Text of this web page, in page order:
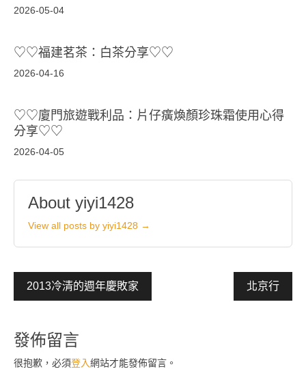
2026-05-04
♡♡福建茗茶：白茶分享♡♡
2026-04-16
♡♡廈門旅遊戰利品：片仔癀煥顏珍珠霜使用心得
分享♡♡
2026-04-05
About yiyi1428
View all posts by yiyi1428 →
文
章
導
覽
2013冷清的週年慶敗家 北京行
發佈留言
很抱歉，必須登入網站才能發佈留言。